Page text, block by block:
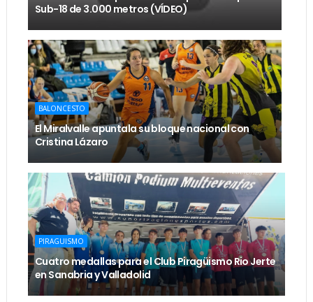
Sub-18 de 3.000 metros (VÍDEO)
BALONCESTO
El Miralvalle apuntala su bloque nacional con
Cristina Lázaro
PIRAGUISMO
Cuatro medallas para el Club Piragüismo Rio Jerte
en Sanabria y Valladolid